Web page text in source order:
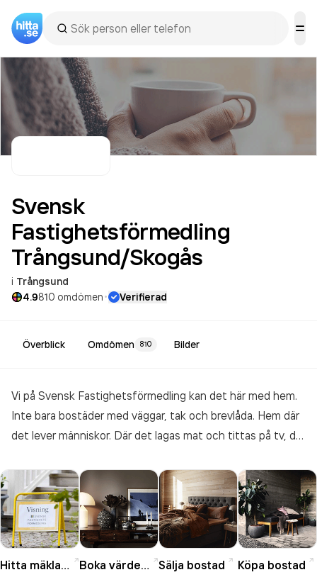
Svensk
Fastighetsförmedling
Trångsund/Skogås
i Trångsund
4.9810 omdömen· Verifierad
Överblick Omdömen 810 Bilder
Vi på Svensk Fastighetsförmedling kan det här med hem.
Inte bara bostäder med väggar, tak och brevlåda. Hem där
det lever människor. Där det lagas mat och tittas på tv, där
familjer blir till, barn växer upp och flyttar vidare. Det är det
vi förmedlar; relationer, förhoppningar och drömmar. Ända
sedan 1937 har vi fått folk att känna sig hemma, vilket
faktiskt gör oss till landets äldsta mäklarkedja. Det hade vi
inte varit utan nöjda kunder. Idag står vi bakom var femte
bostadsaffär som görs av mäklare i Sverige. Det betyder
Hitta mäklare Boka värdering Sälja bostad Köpa bostad